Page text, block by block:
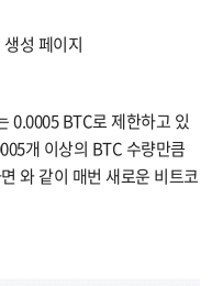
성 페이지
0.0005 BTC로 제한하고 있
개 이상의 BTC 수량만큼
와 같이 매번 새로운 비트코